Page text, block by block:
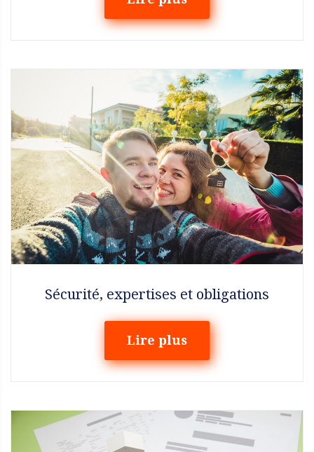
Sécurité, expertises et obligations
Lire plus